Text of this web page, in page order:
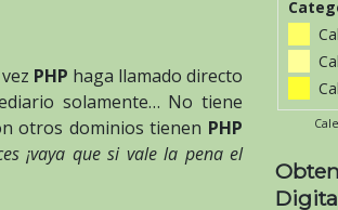
PHP haga llamado directo
solamente… No tiene
otros dominios tienen PHP
¡vaya que si vale la pena el